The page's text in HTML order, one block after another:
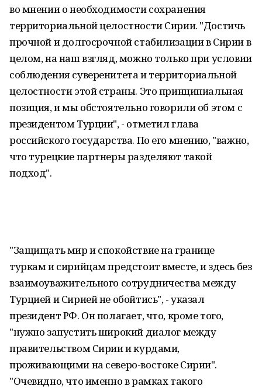
во мнении о необходимости сохранения
территориальной целостности Сирии. "Достичь
прочной и долгосрочной стабилизации в Сирии в
целом, на наш взгляд, можно только при условии
соблюдения суверенитета и территориальной
целостности этой страны. Это принципиальная
позиция, и мы обстоятельно говорили об этом с
президентом Турции", - отметил глава
российского государства. По его мнению, "важно,
что турецкие партнеры разделяют такой
подход".
"Защищать мир и спокойствие на границе
туркам и сирийцам предстоит вместе, и здесь без
взаимоуважительного сотрудничества между
Турцией и Сирией не обойтись", - указал
президент РФ. Он полагает, что, кроме того,
"нужно запустить широкий диалог между
правительством Сирии и курдами,
проживающими на северо-востоке Сирии".
"Очевидно, что именно в рамках такого